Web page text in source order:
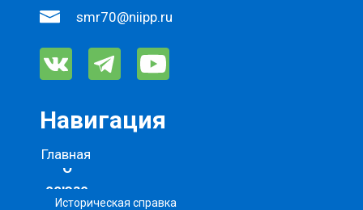
smr70@niipp.ru
О
союзе
Навигация
Главная
Историческая справка